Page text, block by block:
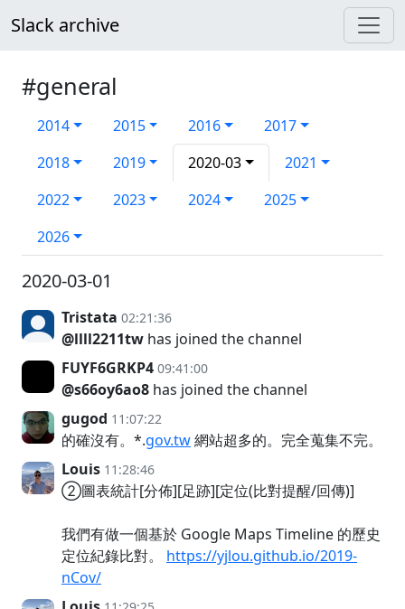
Slack archive
#general
2014 2015 2016
2017
2018
2019 2020-03
2021
2022
2023 2024
2025
2026
2020-03-01
Tristata 02:21:36
@llll2211tw has joined the channel
FUYF6GRKP4 09:41:00
@s66oy6ao8 has joined the channel
gugod 11:07:22
的確沒有。*.gov.tw網站超多的。完全蒐集不完。
Louis 11:28:46
②圖表統計[分佈][足跡][定位(比對提醒/回傳)]
我們有做一個基於 Google Maps Timeline 的歷史
定位紀錄比對。 https://yjlou.github.io/2019-
nCov/